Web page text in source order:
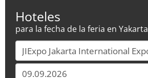
Hoteles
para la fecha de la feria en Yakarta